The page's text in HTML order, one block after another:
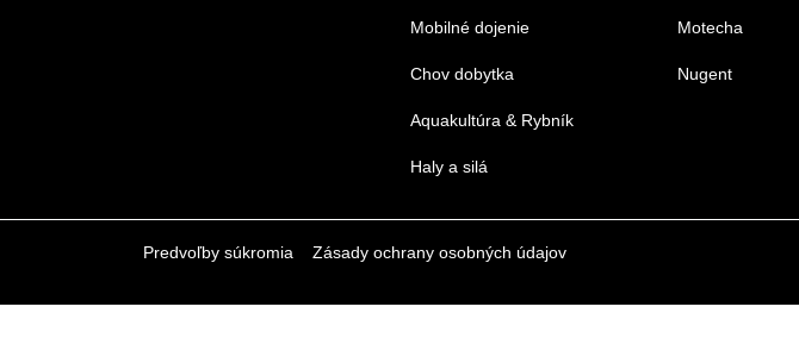
Mobilné dojenie
Chov dobytka
Aquakultúra & Rybník
Haly a silá
Motecha
Nugent
Predvoľby súkromia Zásady ochrany osobných údajov